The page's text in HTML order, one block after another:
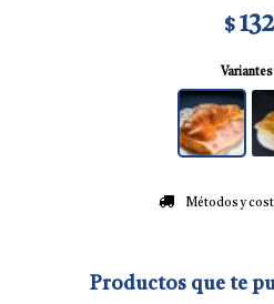
$ 132
Métodos y
Productos que te